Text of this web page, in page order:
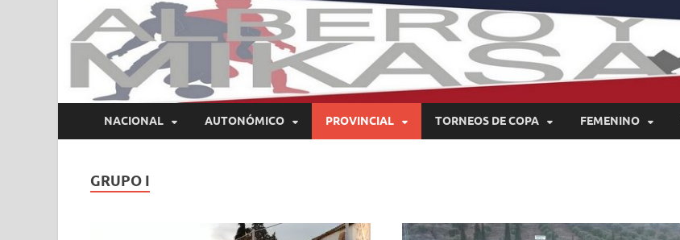
NACIONAL AUTONÓMICO PROVINCIAL TORNEOS DE COPA FEMENINO
GRUPO I